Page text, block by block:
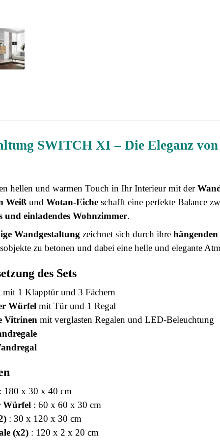
SWITCH XI – Die Eleganz
hellen und warmen Touch in Ihr Interieur mit der
Weiß und Wotan-Eiche schafft eine perfekte Balance
und einladendes Wohnzimmer.
Wandgestaltung zeichnet sich durch ihre
zu betonen und dabei eine helle und elegante
des Sets
mit 1 Klapptür und 3 Fächern
Würfel mit Tür und 1 Regal
Vitrinen mit verglasten Regalen und LED-Beleuchtung
x 30 x 40 cm
Würfel : 60 x 60 x 30 cm
: 30 x 120 x 30 cm
(x2) : 120 x 2 x 20 cm